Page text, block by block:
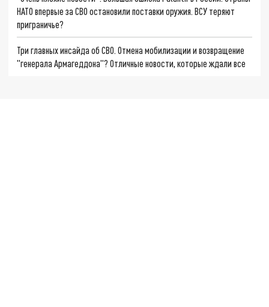
НАТО впервые за СВО остановили поставки оружия. ВСУ теряют
приграничье?
Три главных инсайда об СВО. Отмена мобилизации и возвращение
"генерала Армагеддона"? Отличные новости, которые ждали все